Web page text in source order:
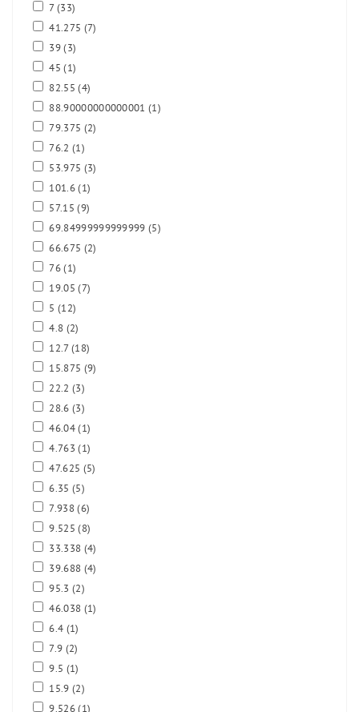
7(33)
41.275 (7)
39(3)
45(1)
82.55(4)
88.90000000000001(1)
79.375 (2)
76.2 (1)
53.975 (3)
101.6(1)
57.15(9)
69.84999999999999(5)
66.675 (2)
76(1)
19.05(7)
5 (12)
4.8 (2)
12.7(18)
15.875 (9)
22.2 (3)
28.6 (3)
46.04(1)
4.763(1)
47.625 (5)
6.35 (5)
7.938(6)
9.525(8)
33.338 (4)
39.688 (4)
95.3 (2)
46.038 (1)
6.4 (1)
7.9 (2)
9.5 (1)
15.9 (2)
9.526(1)